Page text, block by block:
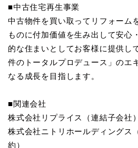
■中古住宅再生事業
中古物件を買い取ってリフォーム
ものに付加価値を生み出して安心
的な住まいとしてお客様に提供し
件のトータルプロデュース」のエ
なる成長を目指します。
■関連会社
株式会社リプライス（連結子会社）
株式会社ニトリホールディングス
約）